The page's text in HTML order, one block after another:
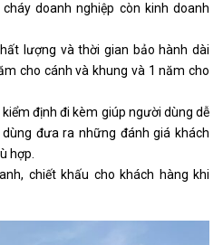
doanh nghiệp còn kinh doanh
lượng và thời gian bảo hành dài
cho cánh và khung và 1 năm cho
định đi kèm giúp người dùng dễ
đưa ra những đánh giá khách
hợp.
chiết khấu cho khách hàng khi